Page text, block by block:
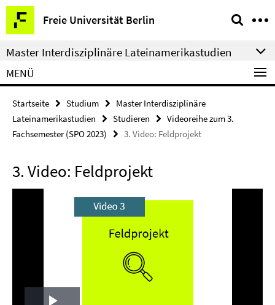
Springe
direkt
zu
Inhalt
Freie Universität Berlin
Service-
Navigation
Master Interdisziplinäre Lateinamerikastudien
MENÜ
Startseite Studium
Master Interdisziplinäre
Lateinamerikastudien
Studieren
Videoreihe zum 3.
Fachsemester (SPO 2023)
3. Video: Feldprojekt
3. Video: Feldprojekt